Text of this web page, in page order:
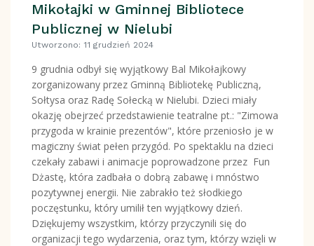
Mikołajki w Gminnej Bibliotece
Publicznej w Nielubi
Utworzono: 11 grudzień 2024
9 grudnia odbył się wyjątkowy Bal Mikołajkowy
zorganizowany przez Gminną Bibliotekę Publiczną,
Sołtysa oraz Radę Sołecką w Nielubi. Dzieci miały
okazję obejrzeć przedstawienie teatralne pt.: "Zimowa
przygoda w krainie prezentów", które przeniosło je w
magiczny świat pełen przygód. Po spektaklu na dzieci
czekały zabawi i animacje poprowadzone przez Fun
Dżastę, która zadbała o dobrą zabawę i mnóstwo
pozytywnej energii. Nie zabrakło też słodkiego
poczęstunku, który umilił ten wyjątkowy dzień.
Dziękujemy wszystkim, którzy przyczynili się do
organizacji tego wydarzenia, oraz tym, którzy wzięli w